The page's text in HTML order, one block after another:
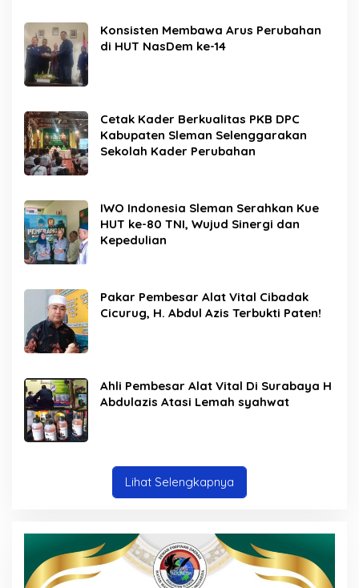
Konsisten Membawa Arus Perubahan
di HUT NasDem ke-14
Cetak Kader Berkualitas PKB DPC
Kabupaten Sleman Selenggarakan
Sekolah Kader Perubahan
IWO Indonesia Sleman Serahkan Kue
HUT ke-80 TNI, Wujud Sinergi dan
Kepedulian
Pakar Pembesar Alat Vital Cibadak
Cicurug, H. Abdul Azis Terbukti Paten!
Ahli Pembesar Alat Vital Di Surabaya H
Abdulazis Atasi Lemah syahwat
Lihat Selengkapnya